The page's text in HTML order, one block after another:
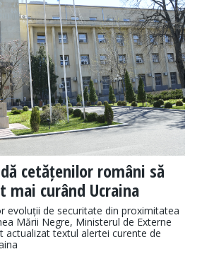
cetățenilor români să
mai curând Ucraina
evoluții de securitate din proximitatea
Mării Negre, Ministerul de Externe
actualizat textul alertei curente de